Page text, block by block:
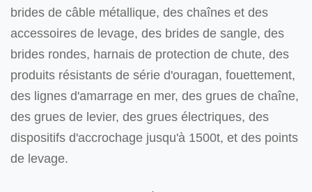
brides de câble métallique, des chaînes et des
accessoires de levage, des brides de sangle, des
brides rondes, harnais de protection de chute, des
produits résistants de série d'ouragan, fouettement,
des lignes d'amarrage en mer, des grues de chaîne,
des grues de levier, des grues électriques, des
dispositifs d'accrochage jusqu'à 1500t, et des points
de levage.